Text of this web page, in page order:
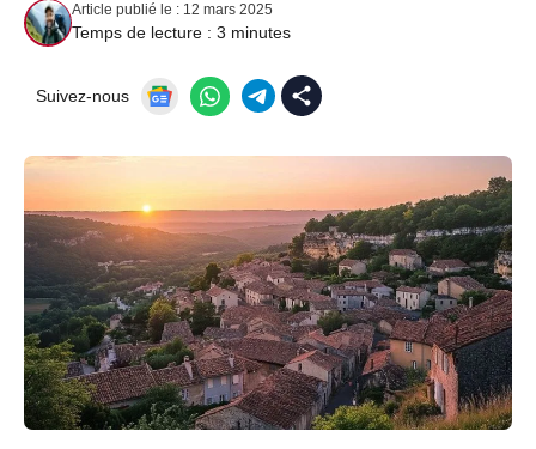
Article publié le : 12 mars 2025
Temps de lecture : 3 minutes
Suivez-nous